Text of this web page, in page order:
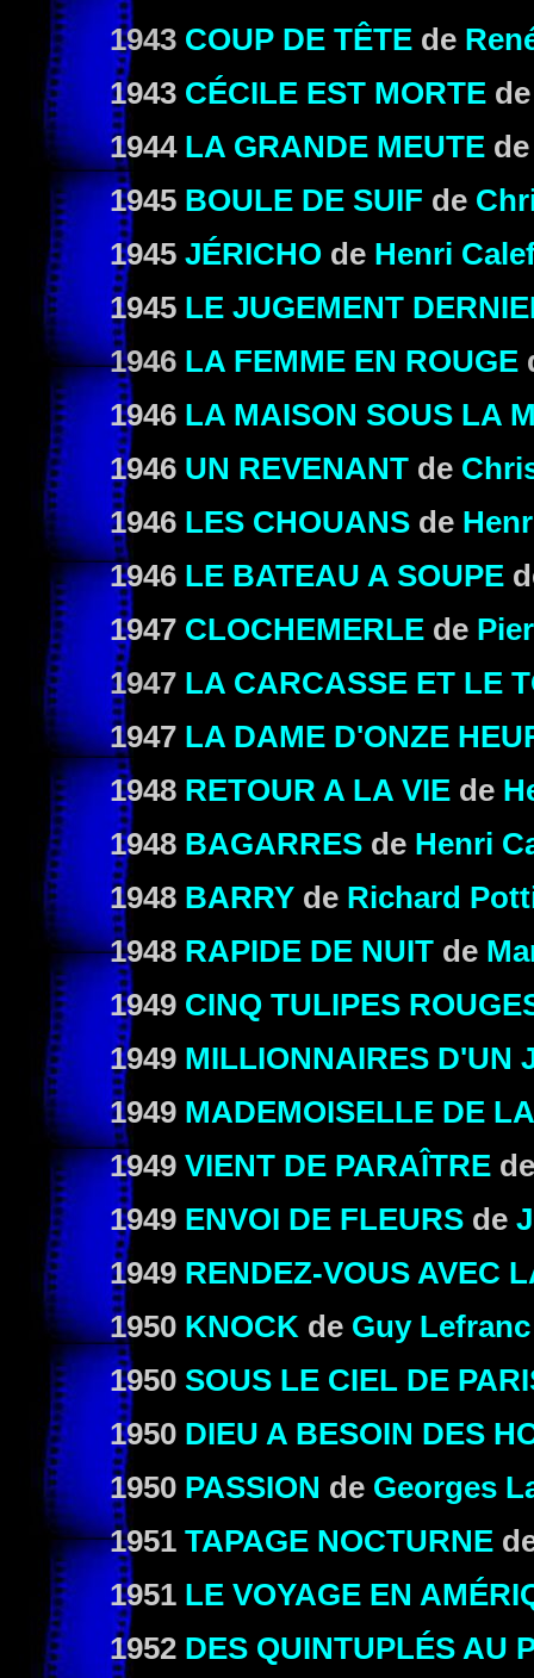
1943 COUP DE TÊTE de
1943 CÉCILE EST MORTE
1944 LA GRANDE MEUTE
1945 BOULE DE SUIF de
1945 JÉRICHO de Henri
1945 LE JUGEMENT
1946 LA FEMME EN ROUGE
1946 LA MAISON SOUS LA
1946 UN REVENANT de
1946 LES CHOUANS de
1946 LE BATEAU A SOUPE
1947 CLOCHEMERLE de
1947 LA CARCASSE ET LE
1947 LA DAME D'ONZE
1948 RETOUR A LA VIE de
1948 BAGARRES de Henri
1948 BARRY de Richard
1948 RAPIDE DE NUIT de
1949 CINQ TULIPES
1949 MILLIONNAIRES D'UN
1949 MADEMOISELLE DE
1949 VIENT DE PARAÎTRE
1949 ENVOI DE FLEURS de
1949 RENDEZ-VOUS AVEC
1950 KNOCK de Guy Lefranc
1950 SOUS LE CIEL DE
1950 DIEU A BESOIN DES
1950 PASSION de Georges
1951 TAPAGE NOCTURNE
1951 LE VOYAGE EN
1952 DES QUINTUPLÉS AU